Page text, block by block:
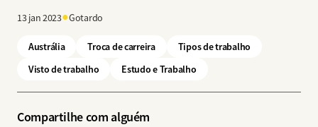
13 jan 2023●Gotardo
Austrália Troca de carreira
Tipos de trabalho
Visto de trabalho
Estudo e Trabalho
Compartilhe com alguém